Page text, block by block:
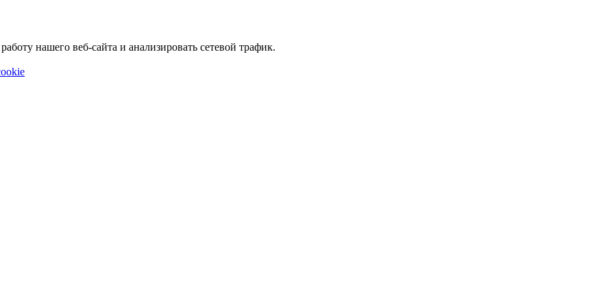
нашего веб-сайта и анализировать сетевой трафик.